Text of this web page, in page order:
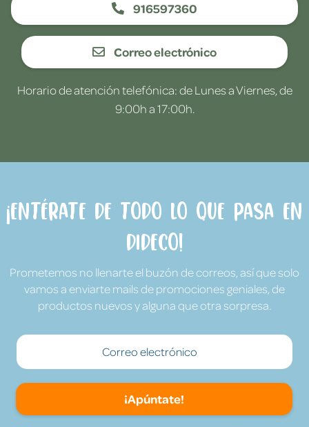
916597360
Correo electrónico
Horario de atención telefónica: de Lunes a Viernes, de
9:00h a 17:00h.
¡Entérate de todo lo que pasa en
Dideco!
Prometemos no llenarte el buzón de correos, así que solo
vamos a enviarte mails de promociones geniales, de
productos nuevos y alguna que otra sorpresa.
¡Apúntate!